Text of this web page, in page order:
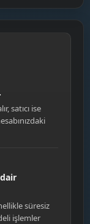
satıcı ise
süresiz
işlemler